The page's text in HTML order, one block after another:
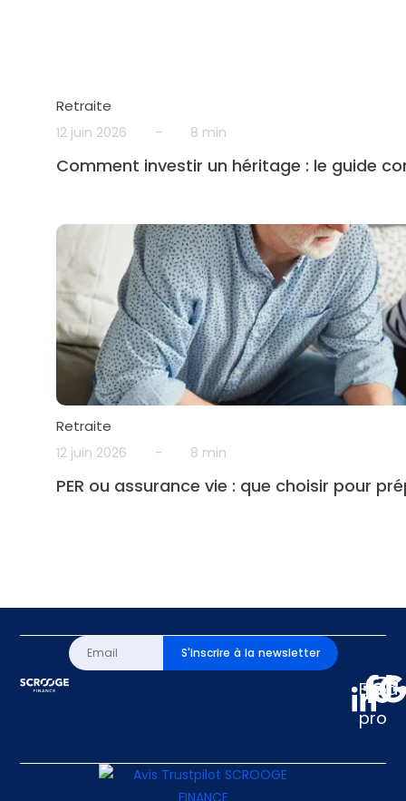
Retraite
12 juin 2026 - 8 min
Comment investir un héritage : le guide
Retraite
12 juin 2026 - 8 min
PER ou assurance vie : que choisir pour
S'inscrire à la newsletter
pro